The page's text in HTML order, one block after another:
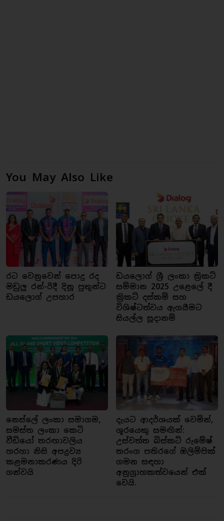
You May Also Like
රට වෙනුවෙන් පොදු රද
මඩුලු රන්-රිදී දිනූ පුතුන්ට
ඩයලොග් උපහාර
ඩයලොග් ශ්‍රී ලංකා ක්‍රිකට්
සම්මාන 2025 උළෙලේ දී
ක්‍රිකට් දස්කම් සහ
විශිෂ්ටත්වය ඇගයීමට
සියල්ල සූදානම්
නෙස්ලේ ලංකා සමාගම,
සමස්ත ලංකා කෙටි
වීඩියෝ තරඟාවලිය
හරහා නිසි අපද්‍රව්‍ය
කළමනාකරණය දිරි
ගන්වයි
දැයට ආදර්ශයක් වෙමින්,
ශූරයෙකු සමඟින්:
උස්වත්ත බිස්කට් රුමේෂ්
තරංග පතිරගේ ඔලිම්පික්
ගමන සඳහා
අනුග්‍රාහකත්වයෙන් එක්
වෙයි.